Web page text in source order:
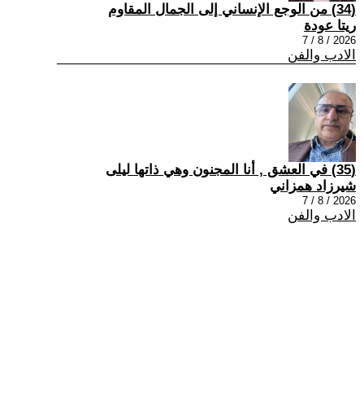
(34) من الوجع الإنساني إلى الجمال المقاوم
ريتا عودة
2026 / 8 / 7
الادب والفن
(35) في العشق , أنا المجنون وهي ذاتها ليلى
شيرزاد همزاني
2026 / 8 / 7
الادب والفن